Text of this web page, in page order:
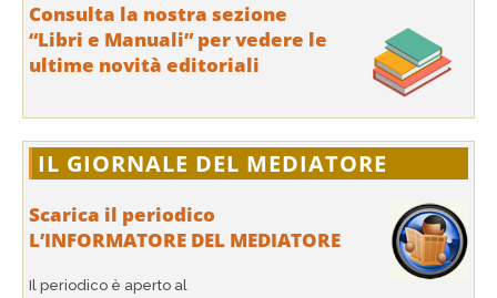
Consulta la nostra sezione
“Libri e Manuali” per vedere le
ultime novità editoriali
IL GIORNALE DEL MEDIATORE
Scarica il periodico
L’INFORMATORE DEL MEDIATORE
Il periodico è aperto al